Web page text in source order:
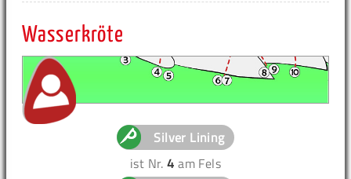
Wasserkröte
Silver Lining
ist Nr.4 am Fels